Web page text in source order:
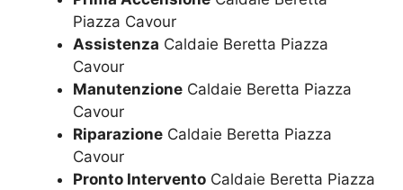
Piazza Cavour
Assistenza Caldaie Beretta Piazza
Cavour
Manutenzione Caldaie Beretta Piazza
Cavour
Riparazione Caldaie Beretta Piazza
Cavour
Pronto Intervento Caldaie Beretta Piazza